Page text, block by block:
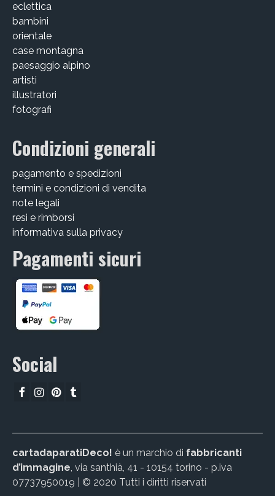
eclettica
bambini
orientale
case montagna
paesaggio alpino
artisti
illustratori
fotografi
Condizioni generali
pagamento e spedizioni
termini e condizioni di vendita
note legali
resi e rimborsi
informativa sulla privacy
Pagamenti sicuri
Social
cartadaparatiDeco! è un marchio di fabbricanti
d’immagine, via santhià, 41 - 10154 torino - p.iva
07737950019 | © 2020 Tutti i diritti riservati